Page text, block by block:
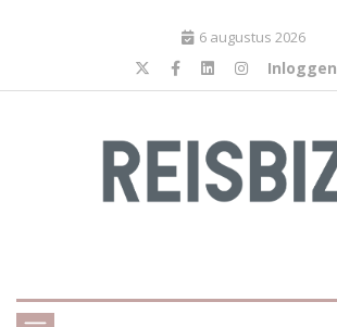
6 augustus 2026
Inloggen